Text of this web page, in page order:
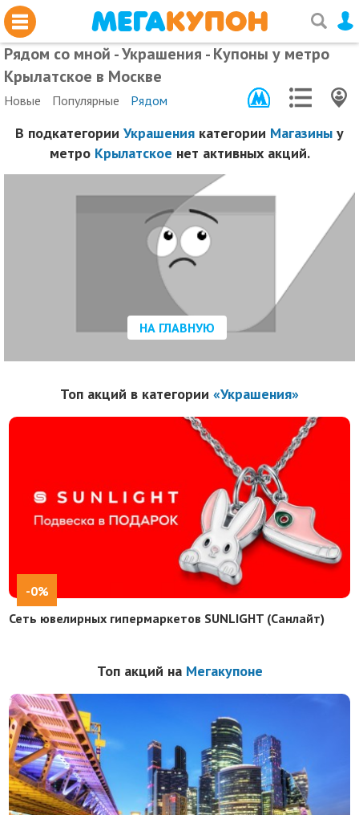
Рядом со мной - Украшения - Купоны у метро
Крылатское в Москве
Новые Популярные Рядом
В подкатегории Украшения категории Магазины у
метро Крылатское нет активных акций.
НА ГЛАВНУЮ
Топ акций в категории «Украшения»
-0%
Сеть ювелирных гипермаркетов SUNLIGHT (Санлайт)
Топ акций на Мегакупоне